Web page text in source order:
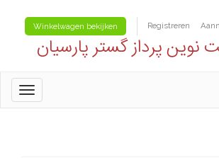
Registreren
Winkelwagen bekijken
نوین پرداز گستر پارسیان